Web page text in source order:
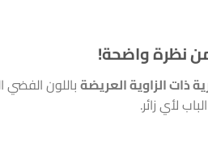
ذات الزاوية العريضةباللون
لأي زائر.